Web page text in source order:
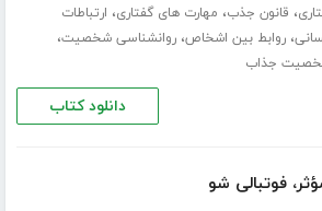
، قانون جذب، مهارت های گفتاری، ارتباطات
،روابط بین اشخاص،روانشناسی شخصیت،
جذاب
دانلود کتاب
فوتبالی شو